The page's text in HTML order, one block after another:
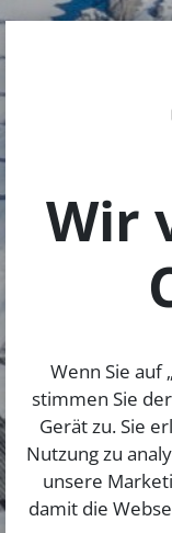
Wir
Wenn Sie auf
stimmen Sie
Gerät zu. Sie
Nutzung zu
unsere
damit die